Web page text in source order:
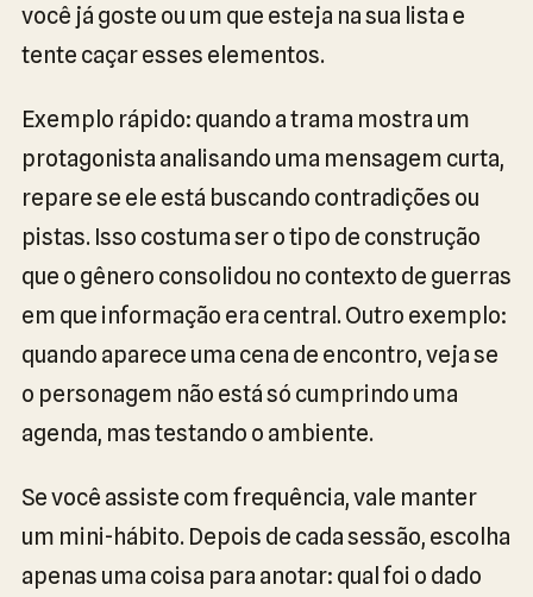
você já goste ou um que esteja na sua lista e
tente caçar esses elementos.
Exemplo rápido: quando a trama mostra um
protagonista analisando uma mensagem curta,
repare se ele está buscando contradições ou
pistas. Isso costuma ser o tipo de construção
que o gênero consolidou no contexto de guerras
em que informação era central. Outro exemplo:
quando aparece uma cena de encontro, veja se
o personagem não está só cumprindo uma
agenda, mas testando o ambiente.
Se você assiste com frequência, vale manter
um mini-hábito. Depois de cada sessão, escolha
apenas uma coisa para anotar: qual foi o dado